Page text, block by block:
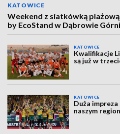
KATOWICE
Weekend z siatkówką
by EcoStand w Dąbrowie
KATOWICE
Kwalifikacje
są już w
KATOWICE
Duża
naszym